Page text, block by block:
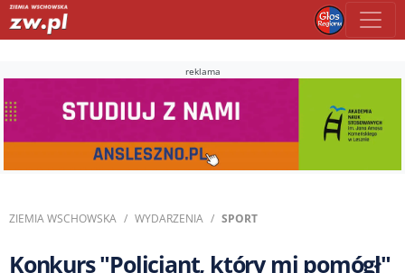
reklama
ZIEMIA WSCHOWSKA WYDARZENIA SPORT
Konkurs "Policjant, który mi pomógł"